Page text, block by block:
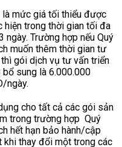
mức giá tối thiểu được
hiện trong thời gian tối đa
ngày. Trường hợp nếu Quý
muốn thêm thời gian tư
gói dịch vụ tư vấn triển
bổ sung là 6.000.000
ngày.
cho tất cả các gói sản
trong trường hợp Quý
hết hạn bảo hành/cập
khi thay đổi một trong các